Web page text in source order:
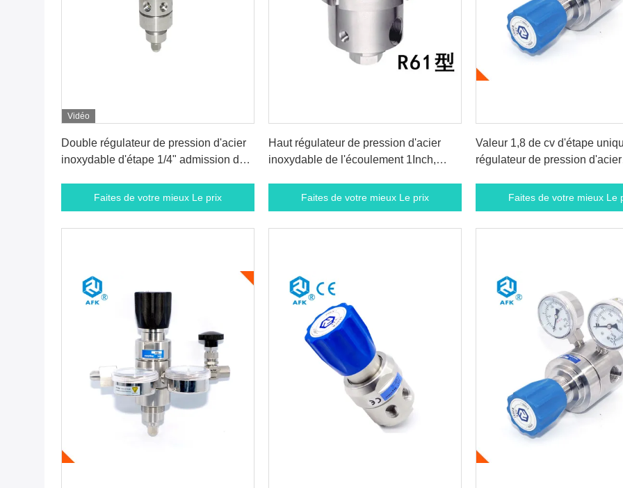
Vidéo
Double régulateur de pression d'acier
inoxydable d'étape 1/4" admission de
débouché 25 livres par pouce carré
Faites de votre mieux Le prix
Haut régulateur de pression d'acier
inoxydable de l'écoulement 1Inch,
Faites de votre mieux Le prix
Valeur 1,8 de cv d'étape
régulateur de pression d'acier
Faites de votre mieux Le